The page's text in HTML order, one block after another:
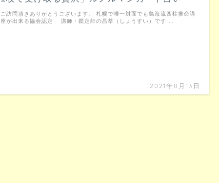
2021年8月13日
ご訪問頂きありがとうございます。 札幌で唯一対面でも鳥海流四柱推命講
座が出来る協会認定 講師・鑑定師の昌萃（しょうすい）です …